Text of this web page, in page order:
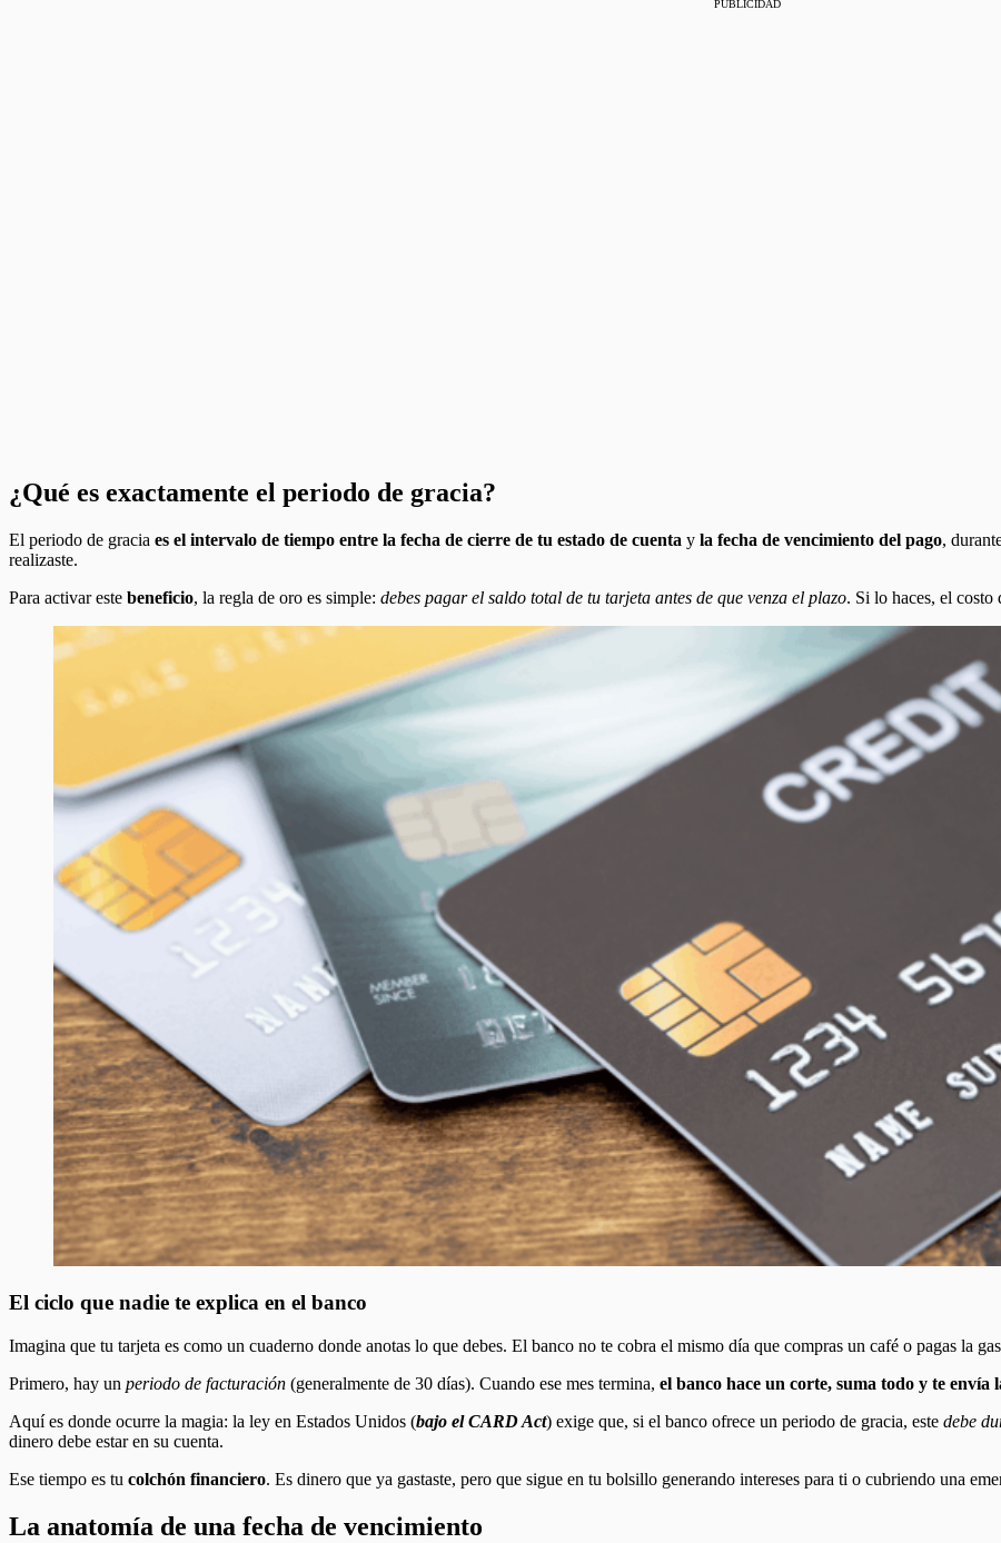
PUBLICIDAD
¿Qué es exactamente el periodo de gracia?
El periodo de gracia es el intervalo de tiempo entre la fecha de cierre de tu estado de cuenta y la fecha de vencimiento del pago,
realizaste.
Para activar este beneficio, la regla de oro es simple: debes pagar el saldo total de tu tarjeta antes de que venza el plazo. Si lo haces, el costo
El ciclo que nadie te explica en el banco
Imagina que tu tarjeta es como un cuaderno donde anotas lo que debes. El banco no te cobra el mismo día que compras un café o pagas la
Primero, hay un periodo de facturación (generalmente de 30 días). Cuando ese mes termina, el banco hace un corte, suma todo y te envía
Aquí es donde ocurre la magia: la ley en Estados Unidos (bajo el CARD Act) exige que, si el banco ofrece un periodo de gracia, este debe
dinero debe estar en su cuenta.
Ese tiempo es tu colchón financiero. Es dinero que ya gastaste, pero que sigue en tu bolsillo generando intereses para ti o cubriendo una
La anatomía de una fecha de vencimiento